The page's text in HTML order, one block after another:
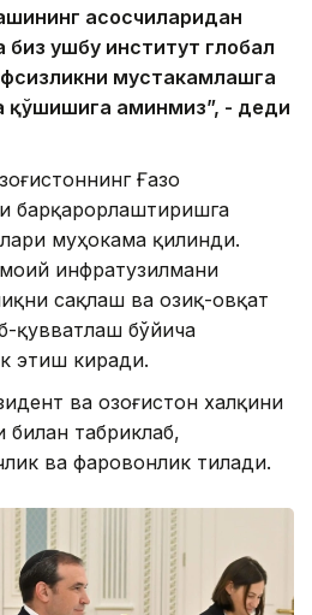
асосчиларидан
ушбу институт глобал
мустаҳкамлашга
қўшишига аминмиз”, - деди
Ғазо
барқарорлаштиришга
муҳокама қилинди.
инфратузилмани
сақлаш ва озиқ-овқат
қувватлаш бўйича
этиш киради.
ва Қозоғистон халқини
табриклаб,
ва фаровонлик тилади.